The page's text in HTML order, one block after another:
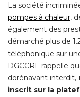
La société
pompes à chaleur,
également des
démarché plus de
téléphonique sur
DGCCRF rappelle
dorénavant interdit,
inscrit sur la